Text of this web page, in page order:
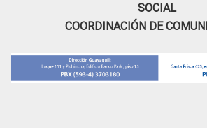
SOCIAL
COORDINACIÓN DE